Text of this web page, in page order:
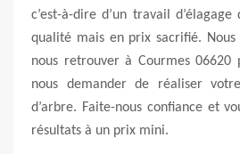
c’est-à-dire d’un travail
qualité mais en prix sacrifié. Nous
nous retrouver à Courmes 06620
nous demander de réaliser
d’arbre. Faite-nous confiance et
résultats à un prix mini.